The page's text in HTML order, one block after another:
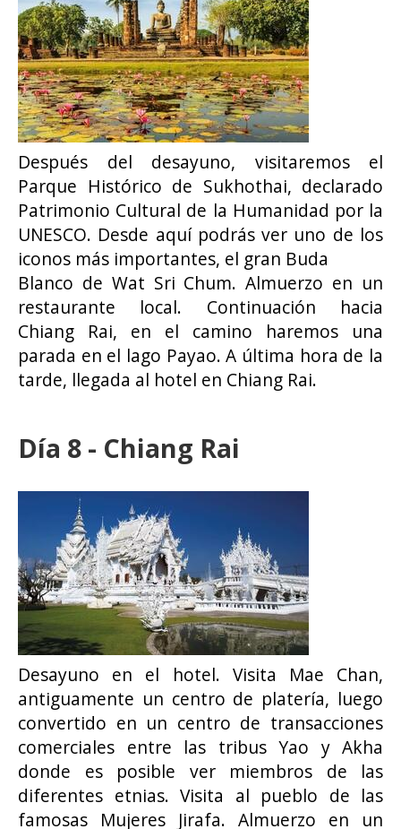
Después del desayuno, visitaremos el
Parque Histórico de Sukhothai, declarado
Patrimonio Cultural de la Humanidad por la
UNESCO. Desde aquí podrás ver uno de los
iconos más importantes, el gran Buda
Blanco de Wat Sri Chum. Almuerzo en un
restaurante local. Continuación hacia
Chiang Rai, en el camino haremos una
parada en el lago Payao. A última hora de la
tarde, llegada al hotel en Chiang Rai.
Día 8 - Chiang Rai
Desayuno en el hotel. Visita Mae Chan,
antiguamente un centro de platería, luego
convertido en un centro de transacciones
comerciales entre las tribus Yao y Akha
donde es posible ver miembros de las
diferentes etnias. Visita al pueblo de las
famosas Mujeres Jirafa. Almuerzo en un